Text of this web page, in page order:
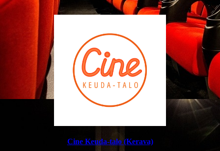
Cine Keuda-talo (Kerava)